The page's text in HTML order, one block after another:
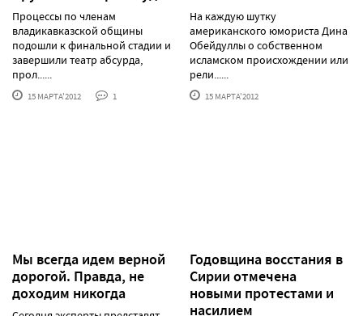
Процессы по членам
владикавказской общины
подошли к финальной стадии и
завершили театр абсурда,
прол......
15 МАРТА'2012 1
На каждую шутку
американского юмориста Дина
Обейдуллы о собственном
исламском происхождении или
рели......
15 МАРТА'2012
Мы всегда идем верной
дорогой. Правда, не
доходим никогда
Годовщина восстания в
Сирии отмечена
новыми протестами и
насилием